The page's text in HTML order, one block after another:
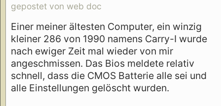
gepostet von web doc
Einer meiner ältesten Computer, ein winzig
kleiner 286 von 1990 namens Carry-I wurde
nach ewiger Zeit mal wieder von mir
angeschmissen. Das Bios meldete relativ
schnell, dass die CMOS Batterie alle sei und
alle Einstellungen gelöscht wurden.